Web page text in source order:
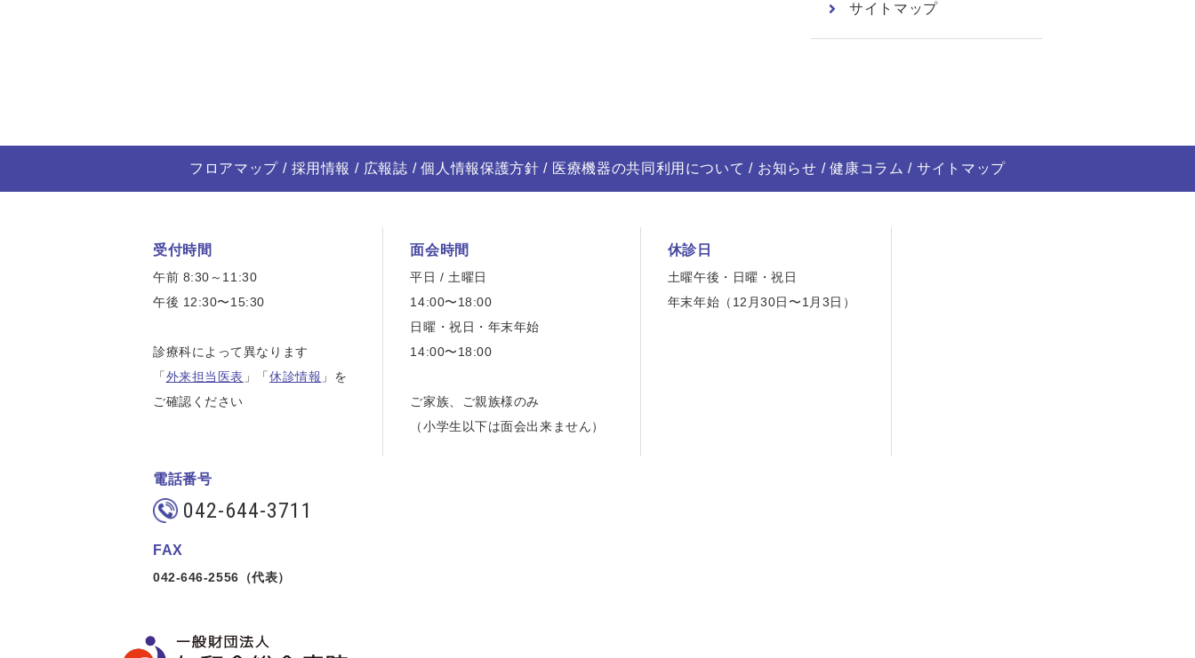
サイトマップ
フロアマップ 採用情報 広報誌 個人情報保護方針 医療機器の共同利用について お知らせ 健康コラム サイトマップ
受付時間
午前 8:30～11:30
午後 12:30〜15:30
診療科によって異なります
「外来担当医表 」「休診情報 」を
ご確認ください
面会時間
平日 / 土曜日
14:00〜18:00
日曜・祝日・年末年始
14:00〜18:00
ご家族、ご親族様のみ
（小学生以下は面会出来ません）
休診日
土曜午後・日曜・祝日
年末年始（12月30日〜1月3日）
電話番号
042-644-3711
FAX
042-646-2556（代表）